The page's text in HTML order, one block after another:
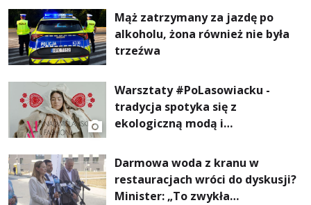
Mąż zatrzymany za jazdę po
alkoholu, żona również nie była
trzeźwa
Warsztaty #PoLasowiacku -
tradycja spotyka się z
ekologiczną modą i
Darmowa woda z kranu w
restauracjach wróci do dyskusji?
Minister: „To zwykła